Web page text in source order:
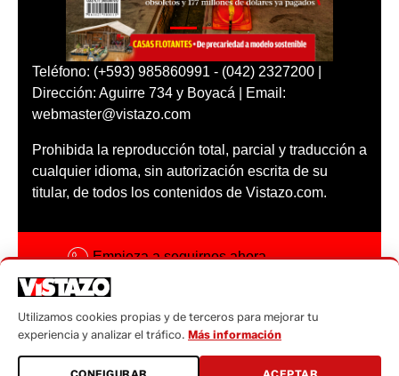
Teléfono: (+593) 985860991 - (042) 2327200 |
Dirección: Aguirre 734 y Boyacá | Email:
webmaster@vistazo.com
Prohibida la reproducción total, parcial y traducción a
cualquier idioma, sin autorización escrita de su
titular, de todos los contenidos de Vistazo.com.
Empieza a seguirnos ahora
Código ética
Sugerencias a:
Utilizamos cookies propias y de terceros para mejorar tu
experiencia y analizar el tráfico. Más información
CONFIGURAR ACEPTAR